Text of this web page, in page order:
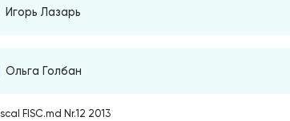
Игорь Лазарь
Ольга Голбан
FISC.md Nr.12 2013